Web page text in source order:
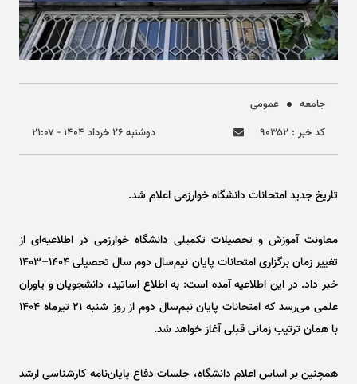
جامعه
عمومی
کد خبر : ۹۰۳۵۲
دوشنبه ۲۶ خرداد ۱۴۰۴ - ۲۱:۰۷
تاریخ جدید امتحانات دانشگاه خوارزمی اعلام شد.
معاونت آموزش و تحصیلات تکمیلی دانشگاه خوارزمی در اطلاعیه‌ای از
تغییر زمان برگزاری امتحانات پایان نیم‌سال دوم سال تحصیلی ۱۴۰۴–۱۴۰۳
خبر داد. در این اطلاعیه آمده است: به اطلاع اساتید، دانشجویان و یاوران
علمی می‌رسد که امتحانات پایان نیم‌سال دوم از روز شنبه ۲۱ تیرماه ۱۴۰۴
با همان ترتیب زمانی قبلی آغاز خواهد شد.
همچنین بر اساس اعلام دانشگاه، جلسات دفاع پایان‌نامه کارشناسی ارشد